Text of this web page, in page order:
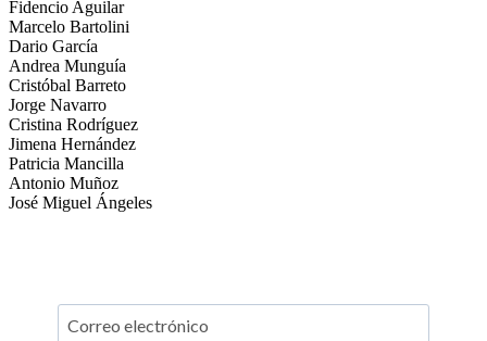
Fidencio Aguilar
Marcelo Bartolini
Dario García
Andrea Munguía
Cristóbal Barreto
Jorge Navarro
Cristina Rodríguez
Jimena Hernández
Patricia Mancilla
Antonio Muñoz
José Miguel Ángeles